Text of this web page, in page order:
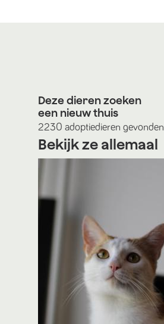
Deze dieren zoeken
een nieuw thuis
2230 adoptiedieren gevonden
Bekijk ze allemaal